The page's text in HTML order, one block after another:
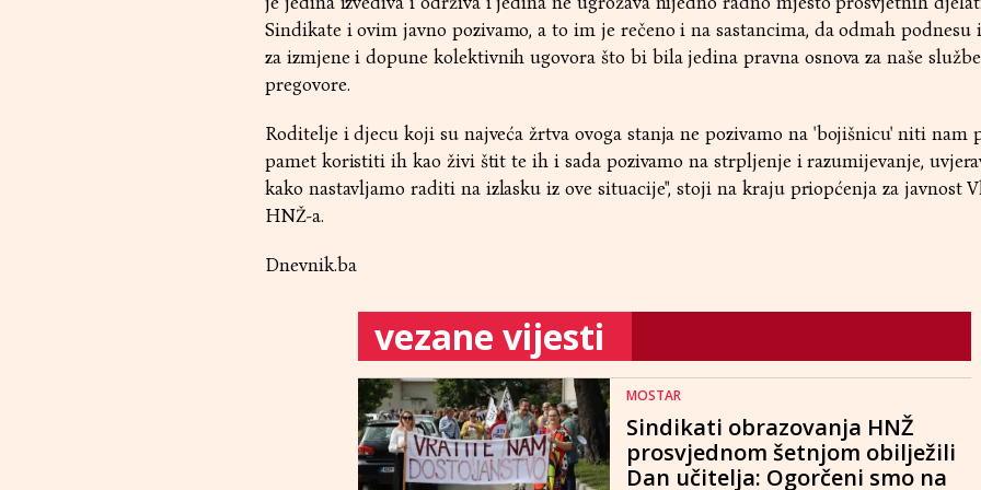
Sindikate i ovim javno pozivamo, a to im je rečeno i na sastancima, da odmah
za izmjene i dopune kolektivnih ugovora što bi bila jedina pravna osnova za naše
pregovore.
Roditelje i djecu koji su najveća žrtva ovoga stanja ne pozivamo na 'bojišnicu' niti nam
pamet koristiti ih kao živi štit te ih i sada pozivamo na strpljenje i razumijevanje,
kako nastavljamo raditi na izlasku iz ove situacije", stoji na kraju priopćenja za javnost
HNŽ-a.
Dnevnik.ba
vezane vijesti
MOSTAR
Sindikati obrazovanja HNŽ
prosvjednom šetnjom obilježili
Dan učitelja: Ogorčeni smo na